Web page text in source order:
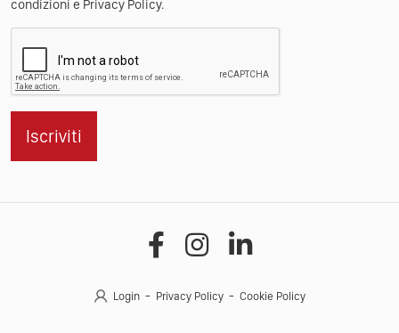
condizioni e Privacy Policy.
Iscriviti
Login Privacy Policy Cookie Policy